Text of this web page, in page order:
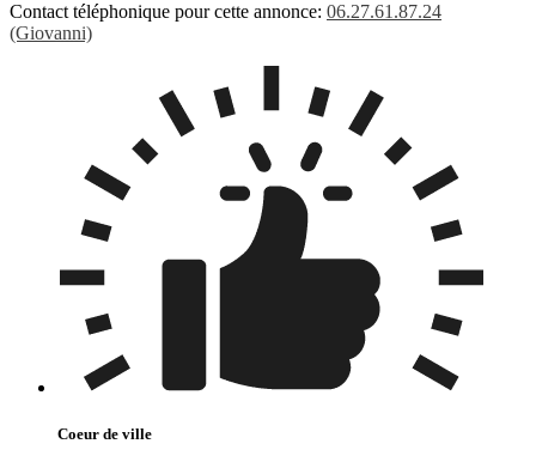
Contact téléphonique pour cette annonce: 06.27.61.87.24
(Giovanni)
Coeur de ville